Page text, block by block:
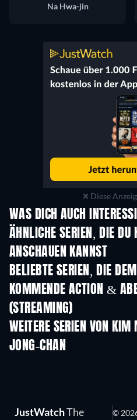
Na Hwa-jin
Diese
WAS DICH AUCH
Serie
ÄHNLICHE SERIEN, DIE DU
ANSCHAUEN KANNST
Serie
BELIEBTE SERIEN, DIE
Serie
KOMMENDE ACTION &
(STREAMING)Staffel 2
WEITERE SERIEN VON
JONG-CHAN
JustWatchThe
©